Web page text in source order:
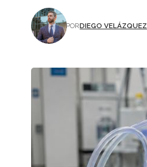
PORDIEGO VELÁZQUEZ